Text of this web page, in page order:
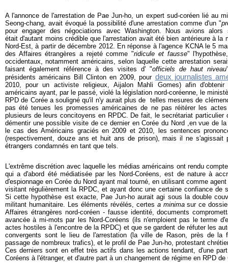
A l'annonce de l'arrestation de Pae Jun-ho, un expert sud-coréen lié au
Seong-chang, avait évoqué la possibilité d'une arrestation comme d'un "
pour engager des négociations avec Washington. Nous avions alors
était d'autant moins crédible que l'arrestation avait été bien antérieure à la
Nord-Est, à partir de décembre 2012. En réponse à l'agence KCNA le 5
des Affaires étrangères a rejeté comme "ridicule et fausse"
occidentaux, notamment américains, selon laquelle cette arrestation
faisant également référence à des visites d' "officiels de haut niveau
présidents américains Bill Clinton en 2009, pour deux journalistes
2010, pour un activiste religieux, Aijalon Mahli Gomes) afin
américains ayant, par le passé, violé la législation nord-coréenne, le
RPD de Corée a souligné qu'il n'y aurait plus de telles mesures de
pas été tenues les promesses américaines de ne pas réitérer les
plusieurs de leurs concitoyens en RPDC. De fait, le secrétariat particulier
démentir une possible visite de ce dernier en Corée du Nord ,en vue de
le cas des Américains graciés en 2009 et 2010, les sentences
(respectivement, douze ans et huit ans de prison), mais il ne s'agissait
étrangers condamnés en tant que tels.
L'extrême discrétion avec laquelle les médias américains ont rendu
qui a d'abord été médiatisée par les Nord-Coréens, est de nature à
d'espionnage en Corée du Nord ayant mal tourné, en utilisant comme
visitant régulièrement la RPDC, et ayant donc une certaine confiance de
Si cette hypothèse est exacte, Pae Jun-ho aurait agi sous la double
militant humanitaire. Les éléments révélés, certes a minimasur ce
Affaires étrangères nord-coréen - fausse identité, documents
avancée à mi-mots par les Nord-Coréens (ils n'emploient pas le terme
actes hostiles à l'encontre de la RPDC) et que se gardent de réfuter les
convergents sont le lieu de l'arrestation (la ville de Rason, près de la
passage de nombreux trafics), et le profil de Pae Jun-ho, protestant
Ces derniers sont en effet très actifs dans les actions tendant, d'une
Coréens à l'étranger, et d'autre part à un changement de régime en RPD de